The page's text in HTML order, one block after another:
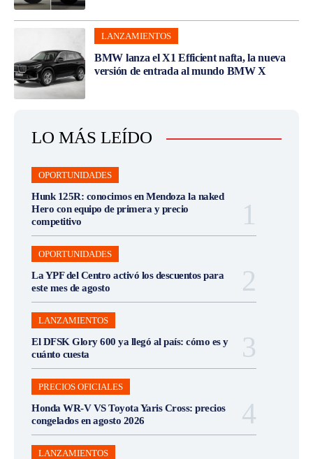
LANZAMIENTOS
BMW lanza el X1 Efficient nafta, la nueva
versión de entrada al mundo BMW X
LO MÁS LEÍDO
OPORTUNIDADES
Hunk 125R: conocimos en Mendoza la naked
Hero con equipo de primera y precio
competitivo
OPORTUNIDADES
La YPF del Centro activó los descuentos para
este mes de agosto
LANZAMIENTOS
El DFSK Glory 600 ya llegó al país: cómo es y
cuánto cuesta
PRECIOS OFICIALES
Honda WR-V VS Toyota Yaris Cross: precios
congelados en agosto 2026
LANZAMIENTOS